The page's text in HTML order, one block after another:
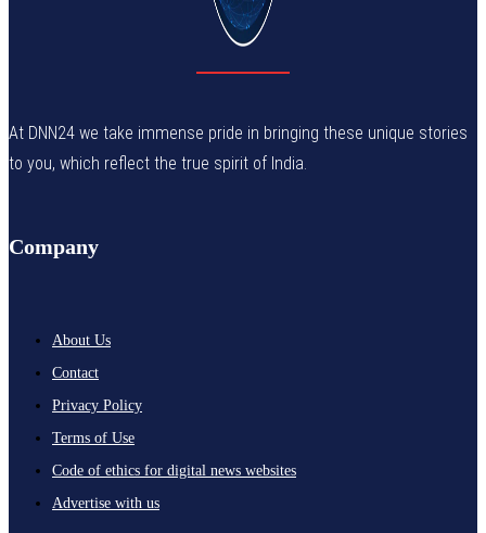
At DNN24 we take immense pride in bringing these unique stories
to you, which reflect the true spirit of India.
Company
About Us
Contact
Privacy Policy
Terms of Use
Code of ethics for digital news websites
Advertise with us